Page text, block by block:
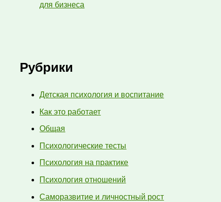
для бизнеса
Рубрики
Детская психология и воспитание
Как это работает
Общая
Психологические тесты
Психология на практике
Психология отношений
Саморазвитие и личностный рост